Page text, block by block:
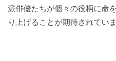
派俳優たちが個々の役柄に命
り上げることが期待されていま